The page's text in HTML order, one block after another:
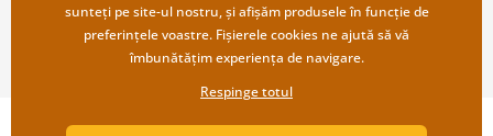
Copyright ©2019 © Dovido.ro.
sunteți pe site-ul nostru, și afișăm produsele în funcție de
preferințele voastre. Fișierele cookies ne ajută să vă
îmbunătățim experiența de navigare.
Respinge totul